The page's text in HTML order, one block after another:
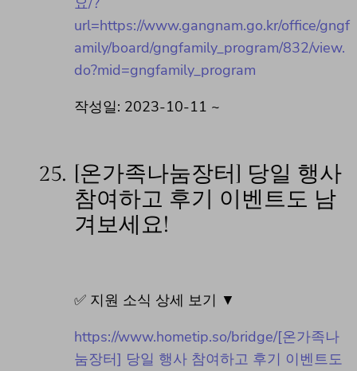
url=https://www.gangnam.go.kr/office/gngf
amily/board/gngfamily_program/832/view.
do?mid=gngfamily_program
작성일: 2023-10-11 ~
25.
[온가족나눔장터] 당일 행사
참여하고 후기 이벤트도 남
겨보세요!
✅ 지원 소식 상세 보기 ▼
https://www.hometip.so/bridge/[온가족나
눔장터] 당일 행사 참여하고 후기 이벤트도